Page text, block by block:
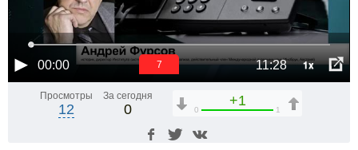
00:00 11:28 1x
6
Просмотры
12
За сегодня
0
+1
0 1